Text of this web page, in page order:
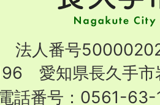
市
City
法人番号
愛知県長久手市
話番号：0561-63-